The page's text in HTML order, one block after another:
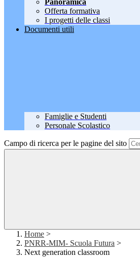
Panoramica
Offerta formativa
I progetti delle classi
Documenti utili
Famiglie e Studenti
Personale Scolastico
Campo di ricerca per le pagine del sito
Home >
PNRR-MIM- Scuola Futura >
Next generation classroom